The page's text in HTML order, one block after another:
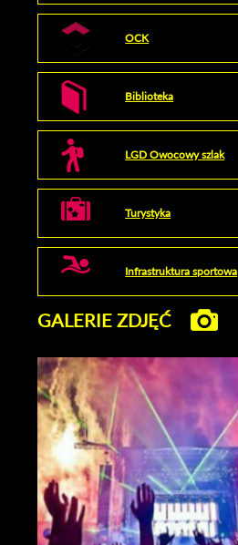
OCK
Biblioteka
LGD Owocowy szlak
Turystyka
Infrastruktura sportowa
GALERIE ZDJĘĆ